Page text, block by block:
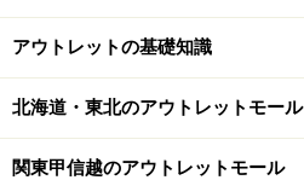
アウトレットの基礎知識
北海道・東北のアウトレットモール
関東甲信越のアウトレットモール